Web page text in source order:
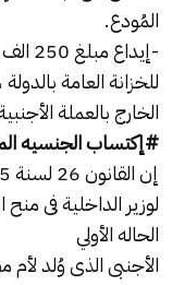
المُودع.
-
للخزانة العامة
الخارج بالعملة
#إكتساب الجنسيه
لوزير الداخلية فى
الحاله الأولي